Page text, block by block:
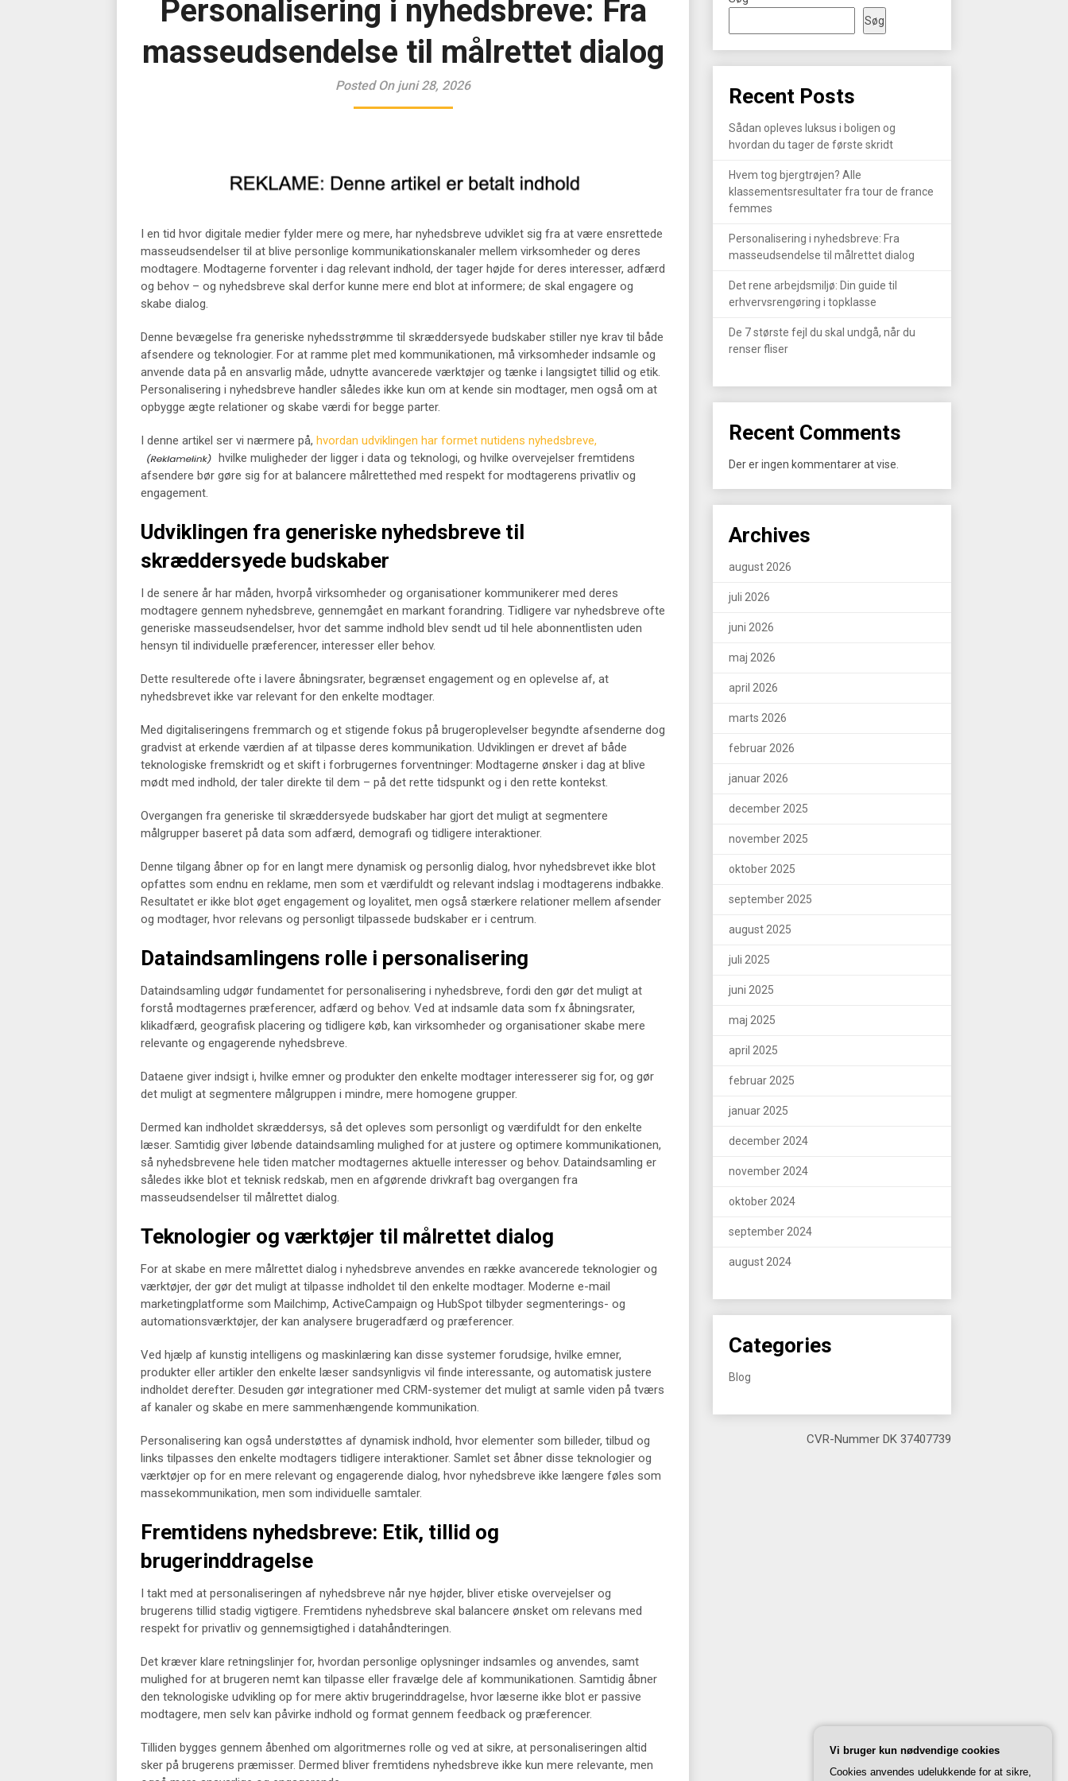
Personalisering i nyhedsbreve: Fra
masseudsendelse til målrettet dialog
Posted On juni 28, 2026
I en tid hvor digitale medier fylder mere og mere, har nyhedsbreve udviklet sig fra at være ensrettede
masseudsendelser til at blive personlige kommunikationskanaler mellem virksomheder og deres
modtagere. Modtagerne forventer i dag relevant indhold, der tager højde for deres interesser, adfærd
og behov – og nyhedsbreve skal derfor kunne mere end blot at informere; de skal engagere og
skabe dialog.
Denne bevægelse fra generiske nyhedsstrømme til skræddersyede budskaber stiller nye krav til både
afsendere og teknologier. For at ramme plet med kommunikationen, må virksomheder indsamle og
anvende data på en ansvarlig måde, udnytte avancerede værktøjer og tænke i langsigtet tillid og etik.
Personalisering i nyhedsbreve handler således ikke kun om at kende sin modtager, men også om at
opbygge ægte relationer og skabe værdi for begge parter.
I denne artikel ser vi nærmere på, hvordan udviklingen har formet nutidens nyhedsbreve,
hvilke muligheder der ligger i data og teknologi, og hvilke overvejelser fremtidens
afsendere bør gøre sig for at balancere målrettethed med respekt for modtagerens privatliv og
engagement.
Udviklingen fra generiske nyhedsbreve til
skræddersyede budskaber
I de senere år har måden, hvorpå virksomheder og organisationer kommunikerer med deres
modtagere gennem nyhedsbreve, gennemgået en markant forandring. Tidligere var nyhedsbreve ofte
generiske masseudsendelser, hvor det samme indhold blev sendt ud til hele abonnentlisten uden
hensyn til individuelle præferencer, interesser eller behov.
Dette resulterede ofte i lavere åbningsrater, begrænset engagement og en oplevelse af, at
nyhedsbrevet ikke var relevant for den enkelte modtager.
Med digitaliseringens fremmarch og et stigende fokus på brugeroplevelser begyndte afsenderne dog
gradvist at erkende værdien af at tilpasse deres kommunikation. Udviklingen er drevet af både
teknologiske fremskridt og et skift i forbrugernes forventninger: Modtagerne ønsker i dag at blive
mødt med indhold, der taler direkte til dem – på det rette tidspunkt og i den rette kontekst.
Overgangen fra generiske til skræddersyede budskaber har gjort det muligt at segmentere
målgrupper baseret på data som adfærd, demografi og tidligere interaktioner.
Denne tilgang åbner op for en langt mere dynamisk og personlig dialog, hvor nyhedsbrevet ikke blot
opfattes som endnu en reklame, men som et værdifuldt og relevant indslag i modtagerens indbakke.
Resultatet er ikke blot øget engagement og loyalitet, men også stærkere relationer mellem afsender
og modtager, hvor relevans og personligt tilpassede budskaber er i centrum.
Dataindsamlingens rolle i personalisering
Dataindsamling udgør fundamentet for personalisering i nyhedsbreve, fordi den gør det muligt at
forstå modtagernes præferencer, adfærd og behov. Ved at indsamle data som fx åbningsrater,
klikadfærd, geografisk placering og tidligere køb, kan virksomheder og organisationer skabe mere
relevante og engagerende nyhedsbreve.
Dataene giver indsigt i, hvilke emner og produkter den enkelte modtager interesserer sig for, og gør
det muligt at segmentere målgruppen i mindre, mere homogene grupper.
Dermed kan indholdet skræddersys, så det opleves som personligt og værdifuldt for den enkelte
læser. Samtidig giver løbende dataindsamling mulighed for at justere og optimere kommunikationen,
så nyhedsbrevene hele tiden matcher modtagernes aktuelle interesser og behov. Dataindsamling er
således ikke blot et teknisk redskab, men en afgørende drivkraft bag overgangen fra
masseudsendelser til målrettet dialog.
Teknologier og værktøjer til målrettet dialog
For at skabe en mere målrettet dialog i nyhedsbreve anvendes en række avancerede teknologier og
værktøjer, der gør det muligt at tilpasse indholdet til den enkelte modtager. Moderne e-mail
marketingplatforme som Mailchimp, ActiveCampaign og HubSpot tilbyder segmenterings- og
automationsværktøjer, der kan analysere brugeradfærd og præferencer.
Ved hjælp af kunstig intelligens og maskinlæring kan disse systemer forudsige, hvilke emner,
produkter eller artikler den enkelte læser sandsynligvis vil finde interessante, og automatisk justere
indholdet derefter. Desuden gør integrationer med CRM-systemer det muligt at samle viden på tværs
af kanaler og skabe en mere sammenhængende kommunikation.
Personalisering kan også understøttes af dynamisk indhold, hvor elementer som billeder, tilbud og
links tilpasses den enkelte modtagers tidligere interaktioner. Samlet set åbner disse teknologier og
værktøjer op for en mere relevant og engagerende dialog, hvor nyhedsbreve ikke længere føles som
massekommunikation, men som individuelle samtaler.
Fremtidens nyhedsbreve: Etik, tillid og
brugerinddragelse
I takt med at personaliseringen af nyhedsbreve når nye højder, bliver etiske overvejelser og
brugerens tillid stadig vigtigere. Fremtidens nyhedsbreve skal balancere ønsket om relevans med
respekt for privatliv og gennemsigtighed i datahåndteringen.
Det kræver klare retningslinjer for, hvordan personlige oplysninger indsamles og anvendes, samt
mulighed for at brugeren nemt kan tilpasse eller fravælge dele af kommunikationen. Samtidig åbner
den teknologiske udvikling op for mere aktiv brugerinddragelse, hvor læserne ikke blot er passive
modtagere, men selv kan påvirke indhold og format gennem feedback og præferencer.
Tilliden bygges gennem åbenhed om algoritmernes rolle og ved at sikre, at personaliseringen altid
sker på brugerens præmisser. Dermed bliver fremtidens nyhedsbreve ikke kun mere relevante, men
Søg
Recent Posts
Sådan opleves luksus i boligen og
hvordan du tager de første skridt
Hvem tog bjergtrøjen? Alle
klassementsresultater fra tour de france
femmes
Personalisering i nyhedsbreve: Fra
masseudsendelse til målrettet dialog
Det rene arbejdsmiljø: Din guide til
erhvervsrengøring i topklasse
De 7 største fejl du skal undgå, når du
renser fliser
Recent Comments
Der er ingen kommentarer at vise.
Archives
august 2026
juli 2026
juni 2026
maj 2026
april 2026
marts 2026
februar 2026
januar 2026
december 2025
november 2025
oktober 2025
september 2025
august 2025
juli 2025
juni 2025
maj 2025
april 2025
februar 2025
januar 2025
december 2024
november 2024
oktober 2024
september 2024
august 2024
Categories
Blog
CVR-Nummer DK 37407739
Vi bruger kun nødvendige cookies
Cookies anvendes udelukkende for at sikre,